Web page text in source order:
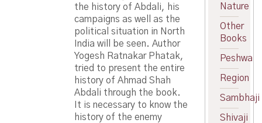
the history of Abdali, his
campaigns as well as the
political situation in North
India will be seen. Author
Yogesh Ratnakar Phatak,
tried to present the entire
history of Ahmad Shah
Abdali through the book.
It is necessary to know the
history of the enemy
Nature
Other
Books
Peshwa
Region
Sambhaji
Shivaji